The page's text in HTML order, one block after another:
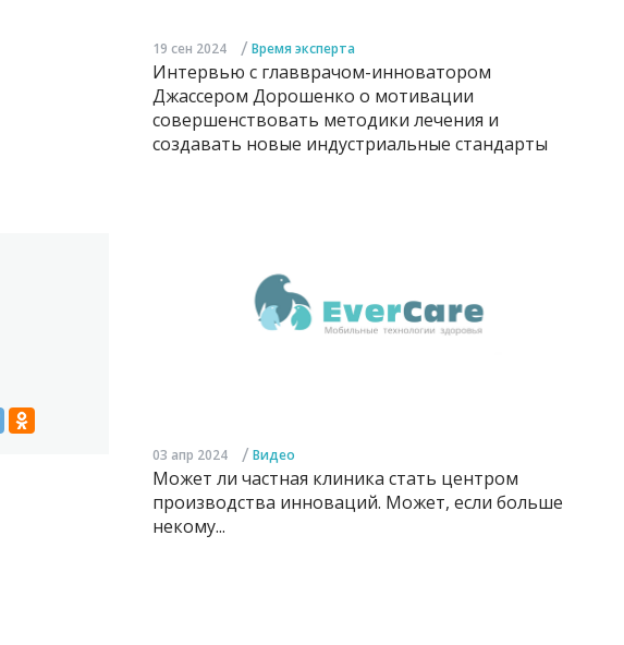
19 сен 2024 / Время эксперта
Интервью с главврачом-инноватором
Джассером Дорошенко о мотивации
совершенствовать методики лечения и
создавать новые индустриальные стандарты
03 апр 2024 / Видео
Может ли частная клиника стать центром
производства инноваций. Может, если больше
некому...